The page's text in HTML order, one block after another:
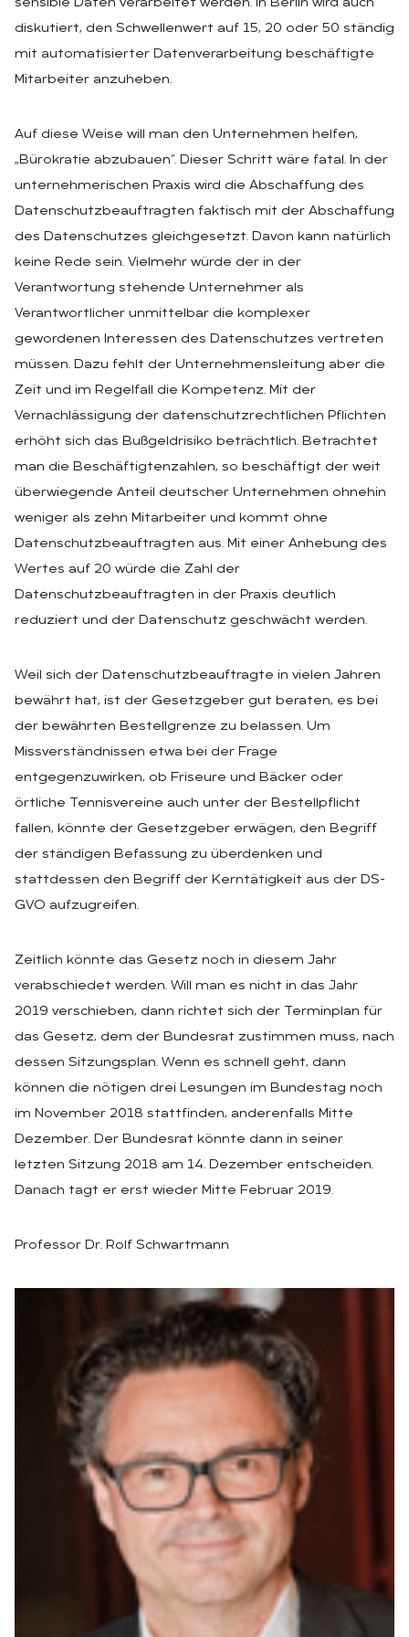
sensible Daten verarbeitet werden. In Berlin wird auch
diskutiert, den Schwellenwert auf 15, 20 oder 50 ständig
mit automatisierter Datenverarbeitung beschäftigte
Mitarbeiter anzuheben.
Auf diese Weise will man den Unternehmen helfen,
„Bürokratie abzubauen“. Dieser Schritt wäre fatal. In der
unternehmerischen Praxis wird die Abschaffung des
Datenschutzbeauftragten faktisch mit der Abschaffung
des Datenschutzes gleichgesetzt. Davon kann natürlich
keine Rede sein. Vielmehr würde der in der
Verantwortung stehende Unternehmer als
Verantwortlicher unmittelbar die komplexer
gewordenen Interessen des Datenschutzes vertreten
müssen. Dazu fehlt der Unternehmensleitung aber die
Zeit und im Regelfall die Kompetenz. Mit der
Vernachlässigung der datenschutzrechtlichen Pflichten
erhöht sich das Bußgeldrisiko beträchtlich. Betrachtet
man die Beschäftigtenzahlen, so beschäftigt der weit
überwiegende Anteil deutscher Unternehmen ohnehin
weniger als zehn Mitarbeiter und kommt ohne
Datenschutzbeauftragten aus. Mit einer Anhebung des
Wertes auf 20 würde die Zahl der
Datenschutzbeauftragten in der Praxis deutlich
reduziert und der Datenschutz geschwächt werden.
Weil sich der Datenschutzbeauftragte in vielen Jahren
bewährt hat, ist der Gesetzgeber gut beraten, es bei
der bewährten Bestellgrenze zu belassen. Um
Missverständnissen etwa bei der Frage
entgegenzuwirken, ob Friseure und Bäcker oder
örtliche Tennisvereine auch unter der Bestellpflicht
fallen, könnte der Gesetzgeber erwägen, den Begriff
der ständigen Befassung zu überdenken und
stattdessen den Begriff der Kerntätigkeit aus der DS-
GVO aufzugreifen.
Zeitlich könnte das Gesetz noch in diesem Jahr
verabschiedet werden. Will man es nicht in das Jahr
2019 verschieben, dann richtet sich der Terminplan für
das Gesetz, dem der Bundesrat zustimmen muss, nach
dessen Sitzungsplan. Wenn es schnell geht, dann
können die nötigen drei Lesungen im Bundestag noch
im November 2018 stattfinden, anderenfalls Mitte
Dezember. Der Bundesrat könnte dann in seiner
letzten Sitzung 2018 am 14. Dezember entscheiden.
Danach tagt er erst wieder Mitte Februar 2019.
Professor Dr. Rolf Schwartmann